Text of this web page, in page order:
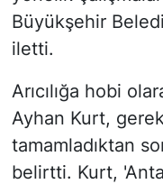
Büyükşehir
iletti.
Arıcılığa hobi
Ayhan Kurt,
tamamladıktan
belirtti. Kurt,